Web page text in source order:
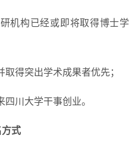
机构已经或即将取得博士学
得突出学术成果者优先；
川大学干事创业。
式